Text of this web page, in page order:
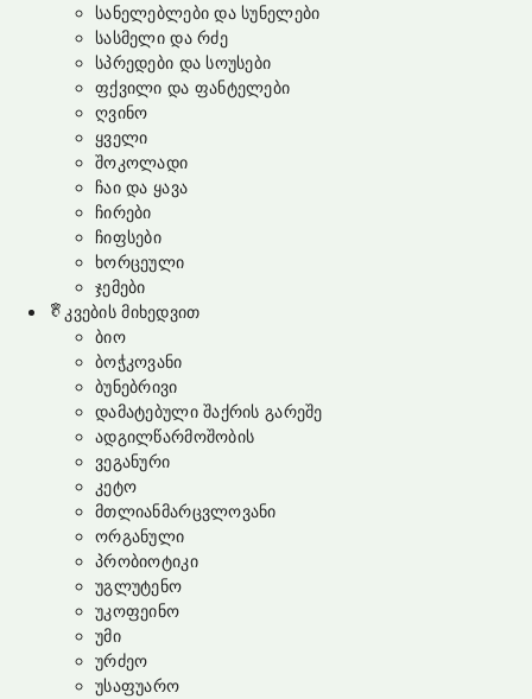
სანელებლები და სუნელები
სასმელი და რძე
სპრედები და სოუსები
ფქვილი და ფანტელები
ღვინო
ყველი
შოკოლადი
ჩაი და ყავა
ჩირები
ჩიფსები
ხორცეული
ჯემები
კვების მიხედვით
ბიო
ბოჭკოვანი
ბუნებრივი
დამატებული შაქრის გარეშე
ადგილწარმოშობის
ვეგანური
კეტო
მთლიანმარცვლოვანი
ორგანული
პრობიოტიკი
უგლუტენო
უკოფეინო
უმი
ურძეო
უსაფუარო